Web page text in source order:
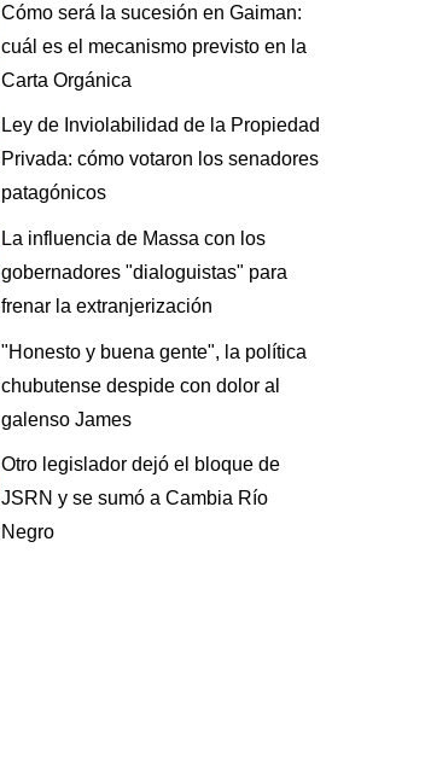
Cómo será la sucesión en Gaiman:
cuál es el mecanismo previsto en la
Carta Orgánica
Ley de Inviolabilidad de la Propiedad
Privada: cómo votaron los senadores
patagónicos
La influencia de Massa con los
gobernadores "dialoguistas" para
frenar la extranjerización
"Honesto y buena gente", la política
chubutense despide con dolor al
galenso James
Otro legislador dejó el bloque de
JSRN y se sumó a Cambia Río
Negro